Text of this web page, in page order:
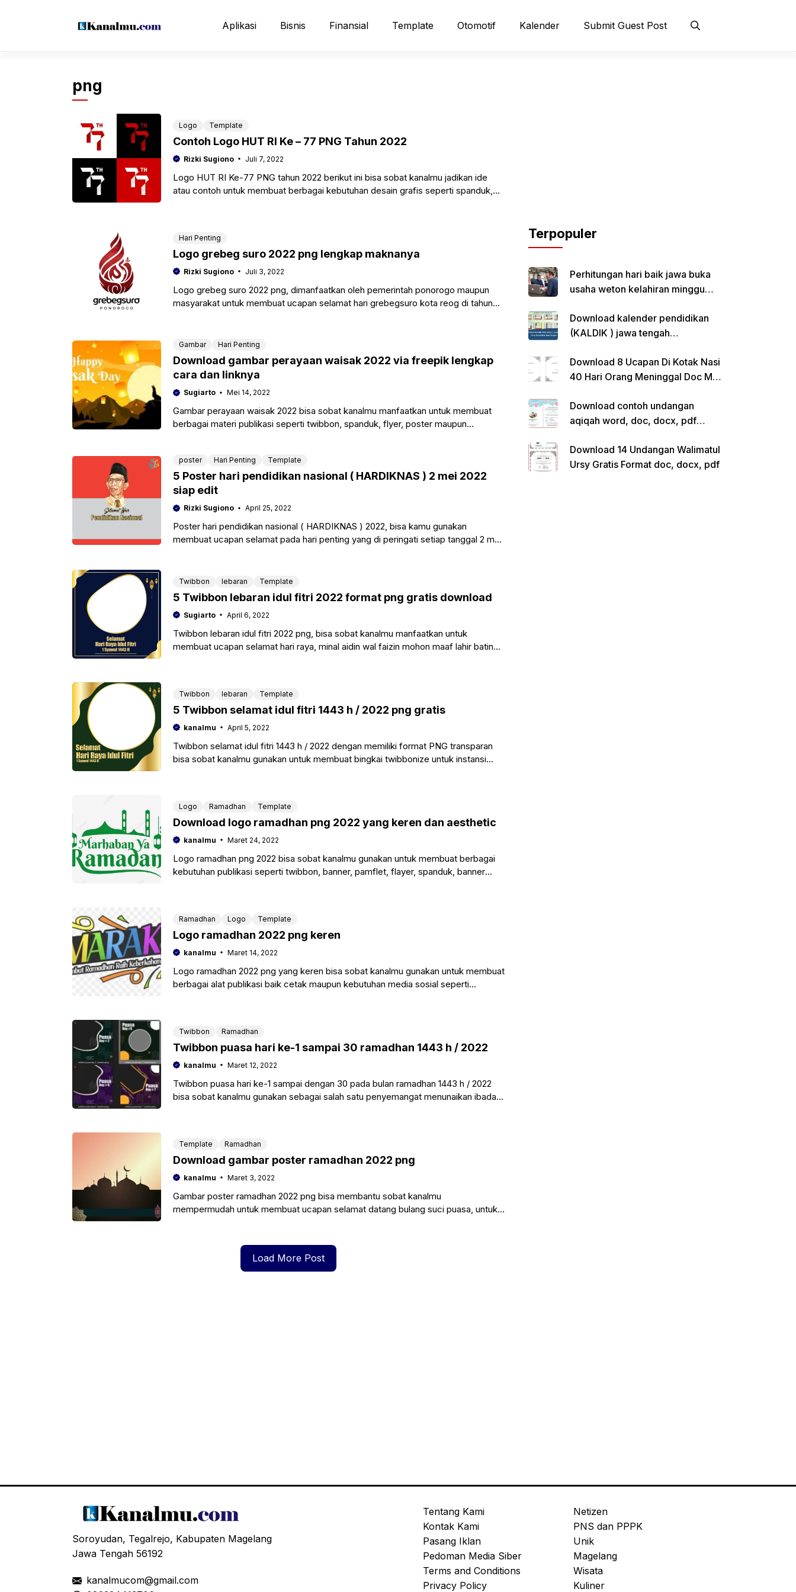
Aplikasi Bisnis Finansial Template Otomotif Kalender Submit Guest Post
png
Logo Template
Contoh Logo HUT RI Ke – 77 PNG Tahun 2022
Rizki Sugiono Juli 7, 2022
Logo HUT RI Ke-77 PNG tahun 2022 berikut ini bisa sobat kanalmu jadikan ide
atau contoh untuk membuat berbagai kebutuhan desain grafis seperti spanduk,
Hari Penting
Logo grebeg suro 2022 png lengkap maknanya
Rizki Sugiono Juli 3, 2022
Logo grebeg suro 2022 png, dimanfaatkan oleh pemerintah ponorogo maupun
masyarakat untuk membuat ucapan selamat hari grebegsuro kota reog di tahun
Gambar Hari Penting
Download gambar perayaan waisak 2022 via freepik lengkap
cara dan linknya
Sugiarto Mei 14, 2022
Gambar perayaan waisak 2022 bisa sobat kanalmu manfaatkan untuk membuat
berbagai materi publikasi seperti twibbon, spanduk, flyer, poster maupun
poster Hari Penting Template
5 Poster hari pendidikan nasional ( HARDIKNAS ) 2 mei 2022
siap edit
Rizki Sugiono April 25, 2022
Poster hari pendidikan nasional ( HARDIKNAS ) 2022, bisa kamu gunakan
membuat ucapan selamat pada hari penting yang di peringati setiap tanggal 2 mei
Twibbon lebaran Template
5 Twibbon lebaran idul fitri 2022 format png gratis download
Sugiarto April 6, 2022
Twibbon lebaran idul fitri 2022 png, bisa sobat kanalmu manfaatkan untuk
membuat ucapan selamat hari raya, minal aidin wal faizin mohon maaf lahir batin
Twibbon lebaran Template
5 Twibbon selamat idul fitri 1443 h / 2022 png gratis
kanalmu April 5, 2022
Twibbon selamat idul fitri 1443 h / 2022 dengan memiliki format PNG transparan
bisa sobat kanalmu gunakan untuk membuat bingkai twibbonize untuk instansi
Logo Ramadhan Template
Download logo ramadhan png 2022 yang keren dan aesthetic
kanalmu Maret 24, 2022
Logo ramadhan png 2022 bisa sobat kanalmu gunakan untuk membuat berbagai
kebutuhan publikasi seperti twibbon, banner, pamflet, flayer, spanduk, banner
Ramadhan Logo Template
Logo ramadhan 2022 png keren
kanalmu Maret 14, 2022
Logo ramadhan 2022 png yang keren bisa sobat kanalmu gunakan untuk membuat
berbagai alat publikasi baik cetak maupun kebutuhan media sosial seperti
Twibbon Ramadhan
Twibbon puasa hari ke-1 sampai 30 ramadhan 1443 h / 2022
kanalmu Maret 12, 2022
Twibbon puasa hari ke-1 sampai dengan 30 pada bulan ramadhan 1443 h / 2022
bisa sobat kanalmu gunakan sebagai salah satu penyemangat menunaikan ibadah
Template Ramadhan
Download gambar poster ramadhan 2022 png
kanalmu Maret 3, 2022
Gambar poster ramadhan 2022 png bisa membantu sobat kanalmu
mempermudah untuk membuat ucapan selamat datang bulang suci puasa, untuk
Load More Post
Terpopuler
Perhitungan hari baik jawa buka
usaha weton kelahiran minggu
Download kalender pendidikan
(KALDIK ) jawa tengah
Download 8 Ucapan Di Kotak Nasi
40 Hari Orang Meninggal Doc Ms.
Download contoh undangan
aqiqah word, doc, docx, pdf
Download 14 Undangan Walimatul
Ursy Gratis Format doc, docx, pdf
Soroyudan, Tegalrejo, Kabupaten Magelang
Jawa Tengah 56192
kanalmucom@gmail.com
Tentang Kami
Kontak Kami
Pasang Iklan
Pedoman Media Siber
Terms and Conditions
Privacy Policy
Netizen
PNS dan PPPK
Unik
Magelang
Wisata
Kuliner